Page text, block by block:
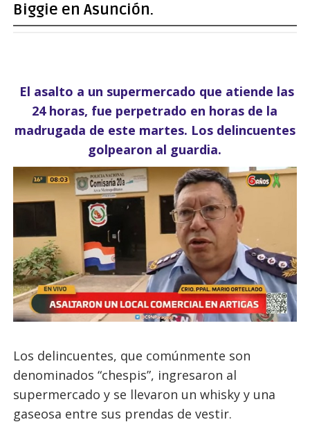
Biggie en Asunción.
El asalto a un supermercado que atiende las
24 horas, fue perpetrado en horas de la
madrugada de este martes. Los delincuentes
golpearon al guardia.
Los delincuentes, que comúnmente son
denominados “chespis”, ingresaron al
supermercado y se llevaron un whisky y una
gaseosa entre sus prendas de vestir.